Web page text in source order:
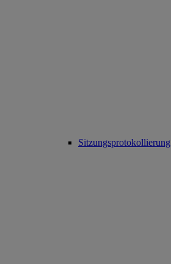
Sitzungsprotokollierung